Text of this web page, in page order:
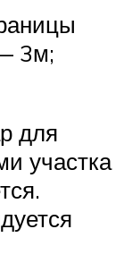
3м;
для
участка